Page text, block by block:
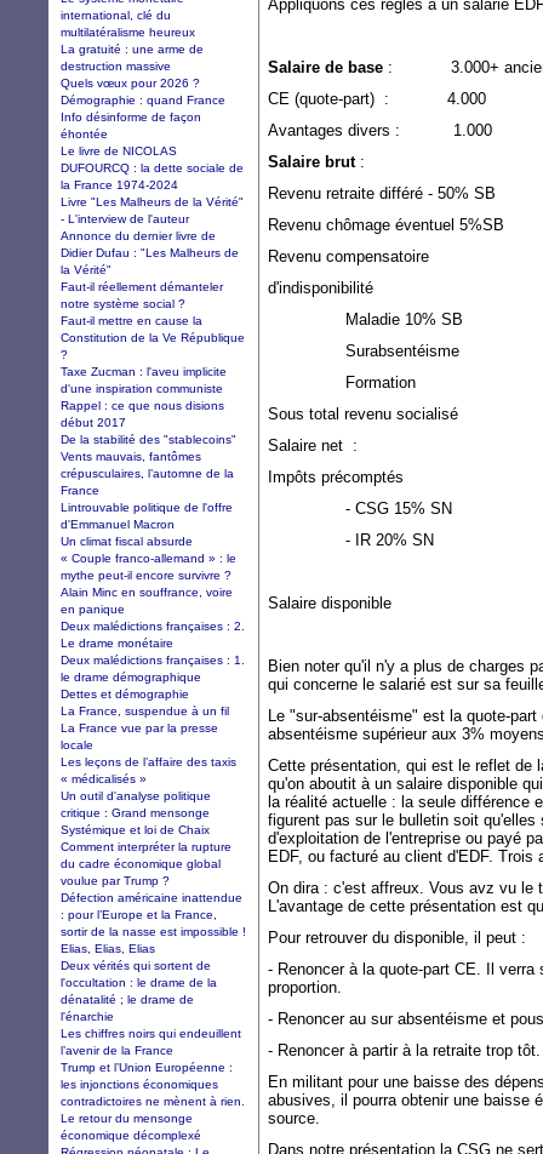
Appliquons ces règles à un salarié
Salaire de base : 3.000+
CE (quote-part) : 4.000
Avantages divers : 1.000
Salaire brut:
Revenu retraite différé -
Revenu chômage
Revenu compensatoire
d'indisponibilité
Maladie 10%
Sous total revenu
Salaire
Impôts précomptés
- CSG 15% SN
- IR 20% SN
Salaire
Bien noter qu'il n'y a plus de charges
qui concerne le salarié est sur sa
Le "sur-absentéisme" est la quote-
absentéisme supérieur aux 3%
Cette présentation, qui est le reflet de
qu'on aboutit à un salaire disponible
la réalité actuelle : la seule différence
figurent pas sur le bulletin soit
d'exploitation de l'entreprise ou payé
EDF, ou facturé au client d'EDF.
On dira : c'est affreux. Vous avz vu le
L'avantage de cette présentation est
Pour retrouver du disponible, il peut :
- Renoncer à la quote-part CE. Il
proportion.
- Renoncer au sur absentéisme et
- Renoncer à partir à la retraite trop tôt.
En militant pour une baisse des
abusives, il pourra obtenir une baisse
source.
Dans notre présentation la CSG ne
international, clé du
multilatéralisme heureux
La gratuité : une arme de
destruction massive
Quels vœux pour 2026 ?
Démographie : quand France
Info désinforme de façon
éhontée
Le livre de NICOLAS
DUFOURCQ : la dette sociale de
la France 1974-2024
Livre "Les Malheurs de la Vérité"
- L'interview de l'auteur
Annonce du dernier livre de
Didier Dufau : "Les Malheurs de
la Vérité"
Faut-il réellement démanteler
notre système social ?
Faut-il mettre en cause la
Constitution de la Ve République
?
Taxe Zucman : l'aveu implicite
d'une inspiration communiste
Rappel : ce que nous disions
début 2017
De la stabilité des "stablecoins"
Vents mauvais, fantômes
crépusculaires, l’automne de la
France
Lintrouvable politique de l'offre
d'Emmanuel Macron
Un climat fiscal absurde
« Couple franco-allemand » : le
mythe peut-il encore survivre ?
Alain Minc en souffrance, voire
en panique
Deux malédictions françaises : 2.
Le drame monétaire
Deux malédictions françaises : 1.
le drame démographique
Dettes et démographie
La France, suspendue à un fil
La France vue par la presse
locale
Les leçons de l’affaire des taxis
« médicalisés »
Un outil d'analyse politique
critique : Grand mensonge
Systémique et loi de Chaix
Comment interpréter la rupture
du cadre économique global
voulue par Trump ?
Défection américaine inattendue
: pour l’Europe et la France,
sortir de la nasse est impossible !
Elias, Elias, Elias
Deux vérités qui sortent de
l'occultation : le drame de la
dénatalité ; le drame de
l'énarchie
Les chiffres noirs qui endeuillent
l’avenir de la France
Trump et l’Union Européenne :
les injonctions économiques
contradictoires ne mènent à rien.
Le retour du mensonge
économique décomplexé